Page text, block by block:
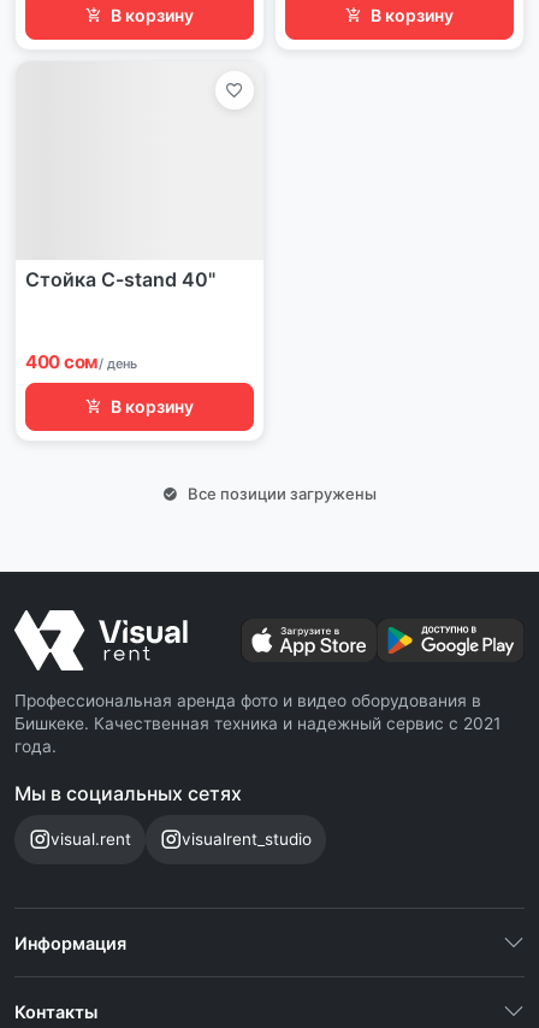
В корзину В корзину
Стойка C-stand 40"
400 сом/ день
В корзину
Все позиции загружены
Профессиональная аренда фото и видео оборудования в
Бишкеке. Качественная техника и надежный сервис с 2021
года.
Мы в социальных сетях
visual.rent visualrent_studio
Информация
Контакты